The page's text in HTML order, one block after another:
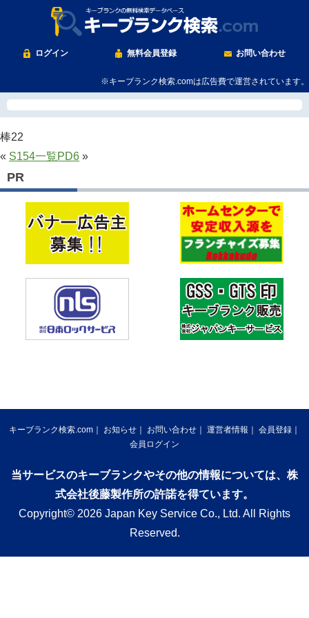
ログイン 無料会員登録 お問い合わせ
※キーブランク検索.comは広告費で運営されています。
棒22
« S154一覧PD6 »
PR
キーブランク検索.com お知らせ お問い合わせ 運営者情報
会員登録
会員ログイン
当サービスのキーブランクやその他の情報については、株
式会社後藤製作所の許諾を得ています。
Copyright© 2026 Japan Key Service Co., Ltd. All Rights
Reserved.